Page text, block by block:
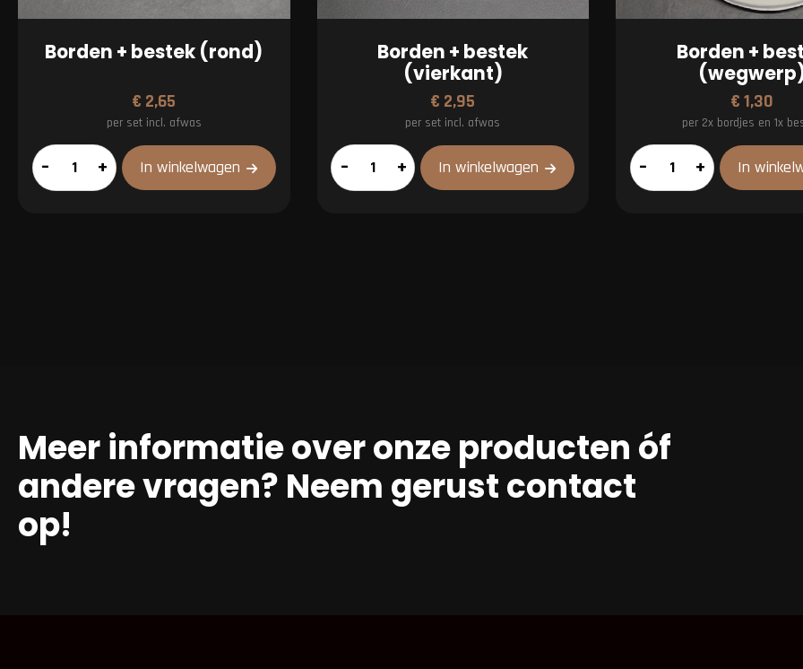
Borden + bestek (rond)
€ 2,65
per set incl. afwas
Borden
+
– + In winkelwagen
Borden + bestek
(vierkant)
€ 2,95
per set incl. afwas
Borden
+
– + In winkelwagen
Borden +
€1,30
per 2x bordjes en 1x
Borden
+
– + In
Meer informatie over onze producten óf
andere vragen? Neem gerust contact
op!